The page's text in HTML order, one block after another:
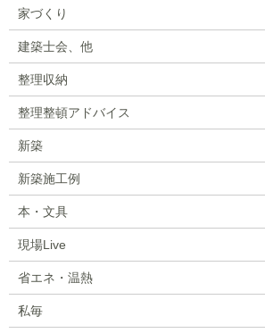
家づくり
建築士会、他
整理収納
整理整頓アドバイス
新築
新築施工例
本・文具
現場Live
省エネ・温熱
私毎